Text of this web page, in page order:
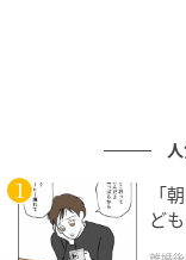
※ベビーカレンダ
めた読者様の体
時期：2025年5月
「
ど